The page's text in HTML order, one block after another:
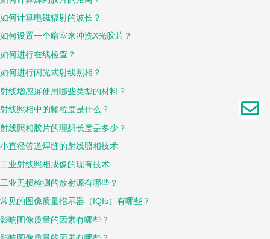
如何计算电磁辐射的波长？
如何设置一个暗室来冲洗X光胶片？
如何进行在线检查？
如何进行闪光式射线照相？
射线增感屏使用哪些类型的材料？
射线照相中的颗粒度是什么？
射线照相胶片的理想长度是多少？
小直径管道焊缝的射线照相技术
工业射线照相成像的现有技术
工业无损检测的放射源有哪些？
常见的图像质量指示器（IQIs）有哪些？
影响图像质量的因素有哪些？